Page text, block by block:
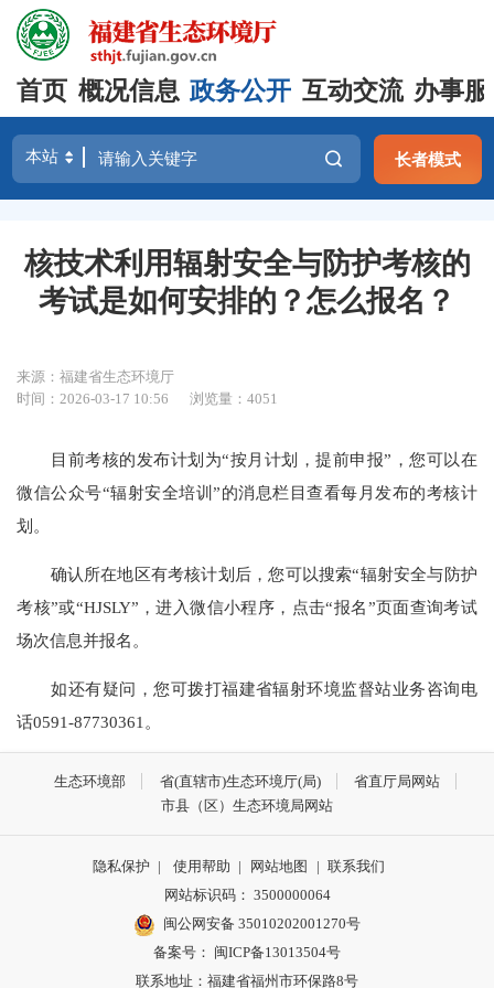
首页 概况信息 政务公开 互动交流 办事
长者模式
核技术利用辐射安全与防护考核的
考试是如何安排的？怎么报名？
来源：福建省生态环境厅
时间：2026-03-17 10:56
浏览量：4051
目前考核的发布计划为“按月计划，提前申报”，您可以在
微信公众号“辐射安全培训”的消息栏目查看每月发布的考核计
划。
确认所在地区有考核计划后，您可以搜索“辐射安全与防护
考核”或“HJSLY”，进入微信小程序，点击“报名”页面查询考试
场次信息并报名。
如还有疑问，您可拨打福建省辐射环境监督站业务咨询电
话0591-87730361。
生态环境部 省(直辖市)生态环境厅(局)
省直厅局网站
市县（区）生态环境局网站
隐私保护 | 使用帮助 | 网站地图 | 联系我们
网站标识码： 3500000064
闽公网安备 35010202001270号
备案号： 闽ICP备13013504号
联系地址：福建省福州市环保路8号